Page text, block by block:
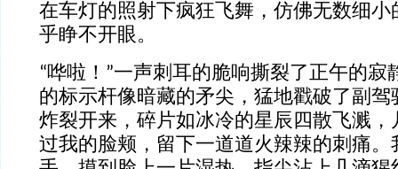
在车灯的照射下疯狂飞舞，仿佛无数细小
乎睁不开眼。
“哗啦！”一声刺耳的脆响撕裂了正午的寂
的标示杆像暗藏的矛尖，猛地戳破了副驾
炸裂开来，碎片如冰冷的星辰四散飞溅，
过我的脸颊，留下一道道火辣辣的刺痛。